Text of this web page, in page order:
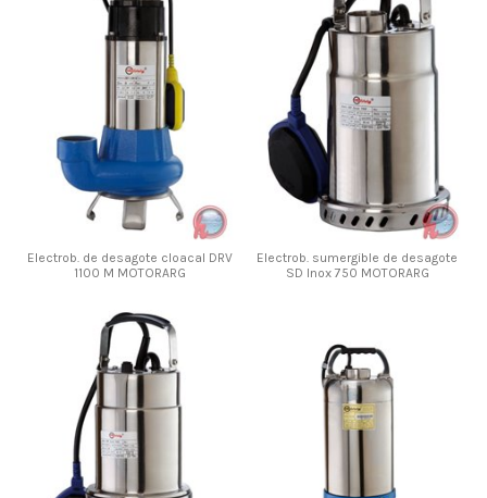
Electrob. de desagote cloacal DRV
1100 M MOTORARG
Electrob. sumergible de desagote
SD Inox 750 MOTORARG